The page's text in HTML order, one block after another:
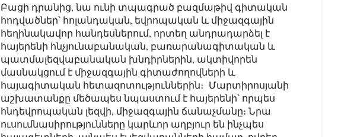
Բացի դրանից, նա ունի տպագրած բազմաթիվ գիտական
հոդվածներ՝ հոլանդական, եվրոպական և միջազգային
հեղինակավոր հանդեսներում, որտեղ անդրադարձել է
հայերենի հնչյունաբանական, բառարանագիտական և
պատմալեզվաբանական խնդիրներին, ակտիվորեն
մասնակցում է միջազգային գիտաժողովների և
հայագիտական հետազոտություններին։ Մարտիրոսյանի
աշխատանքը մեծապես նպաստում է հայերենի՝ որպես
հնդեվրոպական լեզվի, միջազգային ճանաչմանը։ Նրա
ուսումնասիրությունները կարևոր աղբյուր են ինչպես